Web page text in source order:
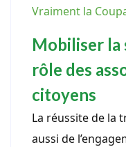
Vraiment la
Mobiliser la
rôle des
citoyens
La réussite de la
aussi de